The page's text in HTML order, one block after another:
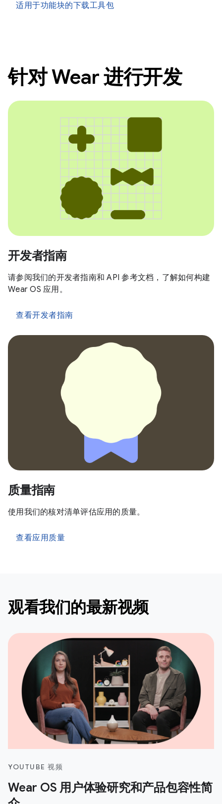
适用于功能块的下载工具包
针对 Wear 进行开发
开发者指南
请参阅我们的开发者指南和 API 参考文档，了解如何构建
Wear OS 应用。
查看开发者指南
质量指南
使用我们的核对清单评估应用的质量。
查看应用质量
观看我们的最新视频
YOUTUBE 视频
Wear OS 用户体验研究和产品包容性简